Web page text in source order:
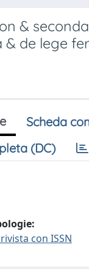
&
& de lege
Scheda
(DC)
con ISSN